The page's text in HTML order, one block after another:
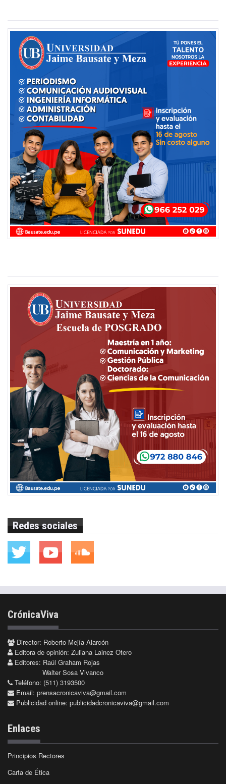
Redes sociales
CrónicaViva
Director: Roberto Mejía Alarcón
Editora de opinión: Zuliana Lainez Otero
Editores: Raúl Graham Rojas
Walter Sosa Vivanco
Teléfono: (511) 3193500
Email: prensacronicaviva@gmail.com
Publicidad online: publicidadcronicaviva@gmail.com
Enlaces
Principios Rectores
Carta de Ética